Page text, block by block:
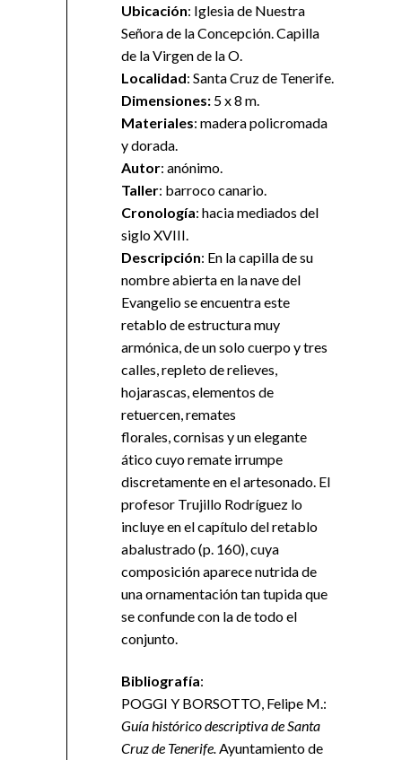
Ubicación: Iglesia de Nuestra
Señora de la Concepción. Capilla
de la Virgen de la O.
Localidad: Santa Cruz de Tenerife.
Dimensiones: 5 x 8 m.
Materiales: madera policromada
y dorada.
Autor: anónimo.
Taller: barroco canario.
Cronología: hacia mediados del
siglo XVIII.
Descripción: En la capilla de su
nombre abierta en la nave del
Evangelio se encuentra este
retablo de estructura muy
armónica, de un solo cuerpo y tres
calles, repleto de relieves,
hojarascas, elementos de
retuercen, remates
florales, cornisas y un elegante
ático cuyo remate irrumpe
discretamente en el artesonado. El
profesor Trujillo Rodríguez lo
incluye en el capítulo del retablo
abalustrado (p. 160), cuya
composición aparece nutrida de
una ornamentación tan tupida que
se confunde con la de todo el
conjunto.
Bibliografía:
POGGI Y BORSOTTO, Felipe M.:
Guía histórico descriptiva de Santa
Cruz de Tenerife.Ayuntamiento de